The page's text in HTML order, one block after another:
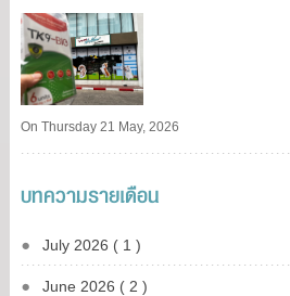
On Thursday 21 May, 2026
บทความรายเดือน
July 2026 ( 1 )
June 2026 ( 2 )